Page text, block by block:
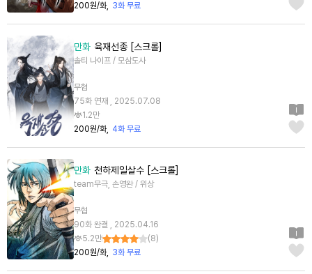
200원/화
3화 무료
만화 육재선종 [스크롤]
솔티 나이프 / 모삼도사
무협
75화 연재 , 2025.07.08
1.2만
200원/화
4화 무료
만화 천하제일살수 [스크롤]
team무극, 손영완 / 위상
무협
90화 완결 , 2025.04.16
5.2만
(8)
200원/화
3화 무료